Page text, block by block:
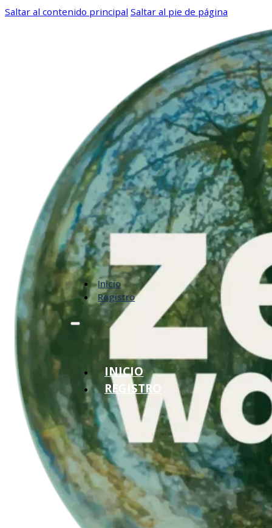
Saltar al contenido principal Saltar al pie de página
Inicio
Registro
INICIO
REGISTRO